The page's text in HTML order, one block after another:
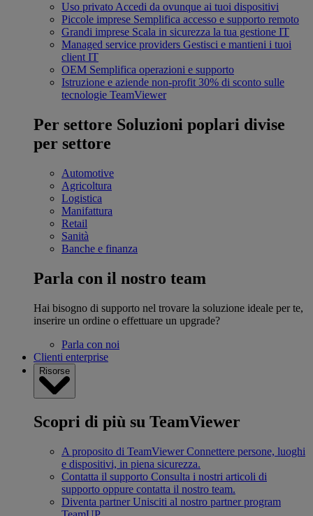
Uso privato Accedi da ovunque ai tuoi dispositivi
Piccole imprese Semplifica accesso e supporto remoto
Grandi imprese Scala in sicurezza la tua gestione IT
Managed service providers Gestisci e mantieni i tuoi
client IT
OEM Semplifica operazioni e supporto
Istruzione e aziende non-profit 30% di sconto sulle
tecnologie TeamViewer
Per settore Soluzioni poplari divise
per settore
Automotive
Agricoltura
Logistica
Manifattura
Retail
Sanità
Banche e finanza
Parla con il nostro team
Hai bisogno di supporto nel trovare la soluzione ideale per te,
inserire un ordine o effettuare un upgrade?
Parla con noi
Clienti enterprise
Risorse
Scopri di più su TeamViewer
A proposito di TeamViewer Connettere persone, luoghi
e dispositivi, in piena sicurezza.
Contatta il supporto Consulta i nostri articoli di
supporto oppure contatta il nostro team.
Diventa partner Unisciti al nostro partner program